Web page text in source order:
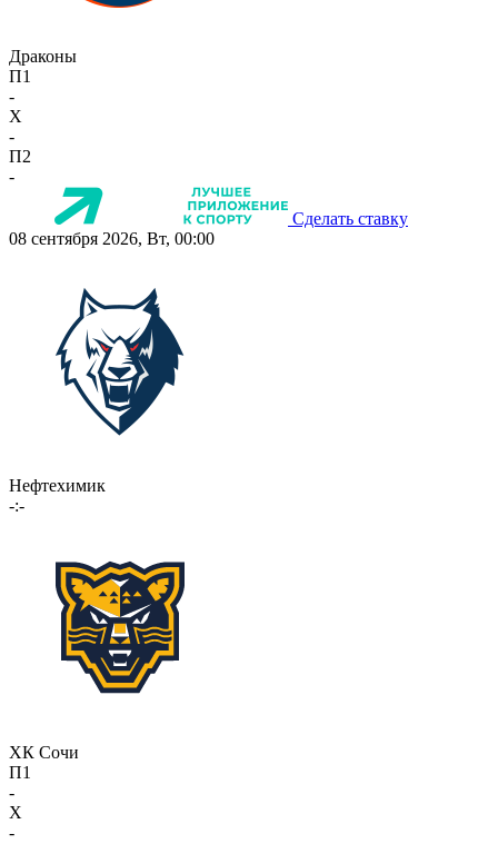
Драконы
П1
-
X
-
П2
-
Сделать ставку
08 сентября 2026, Вт, 00:00
Нефтехимик
-:-
ХК Сочи
П1
-
X
-